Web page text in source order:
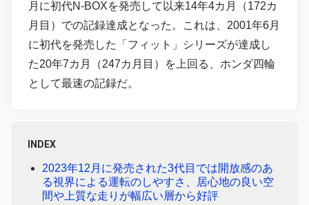
月に初代N-BOXを発売して以来14年4カ月（172カ
月目）での記録達成となった。これは、2001年6月
に初代を発売した「フィット」シリーズが達成し
た20年7カ月（247カ月目）を上回る、ホンダ四輪
として最速の記録だ。
INDEX
2023年12月に発売された3代目では開放感のあ
る視界による運転のしやすさ、居心地の良い空
間や上質な走りが幅広い層から好評